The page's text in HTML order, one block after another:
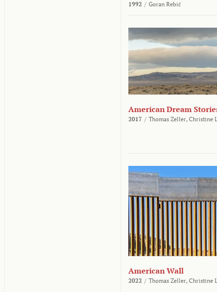
1992 / Goran Rebić
American Dream
2017 / Thomas Zeller, Christine
American Wall
2022 / Thomas Zeller, Christine